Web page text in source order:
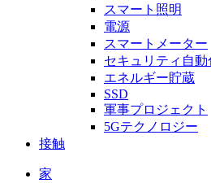
スマート照明
電源
スマートメーター
セキュリティ自動
エネルギー貯蔵
SSD
軍事プロジェクト
5Gテクノロジー
接触
家